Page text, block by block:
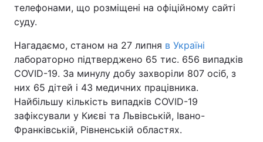
телефонами, що розміщені на офіційному сайті
суду.
Нагадаємо, станом на 27 липня в Україні
лабораторно підтверджено 65 тис. 656 випадків
COVID-19. За минулу добу захворіли 807 осіб, з
них 65 дітей і 43 медичних працівника.
Найбільшу кількість випадків COVID-19
зафіксували у Києві та Львівській, Івано-
Франківській, Рівненській областях.